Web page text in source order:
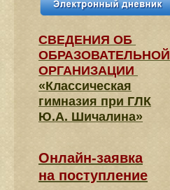
СВЕДЕНИЯ​ ОБ
ОБРАЗОВАТЕЛЬНОЙ
ОРГАНИЗАЦИИ
«Классическая
гимназия при ГЛК
Ю.А. Шичалина»
Онлайн-заявка
на поступление